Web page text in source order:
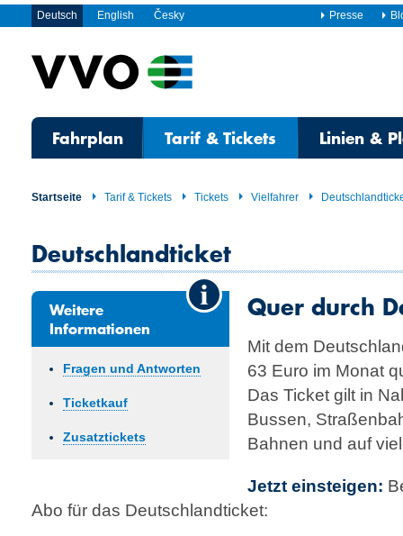
Deutsch English Česky Presse
Fahrplan Tarif & Tickets Linien &
Startseite Tarif & Tickets Tickets Vielfahrer
Deutschlandticket
Weitere
Informationen
Fragen und Antworten
Ticketkauf
Zusatztickets
Quer durch
Mit dem
63 Euro im Monat
Das Ticket gilt in
Bussen,
Bahnen und auf
Jetzt einsteigen:
Abo für das Deutschlandticket: